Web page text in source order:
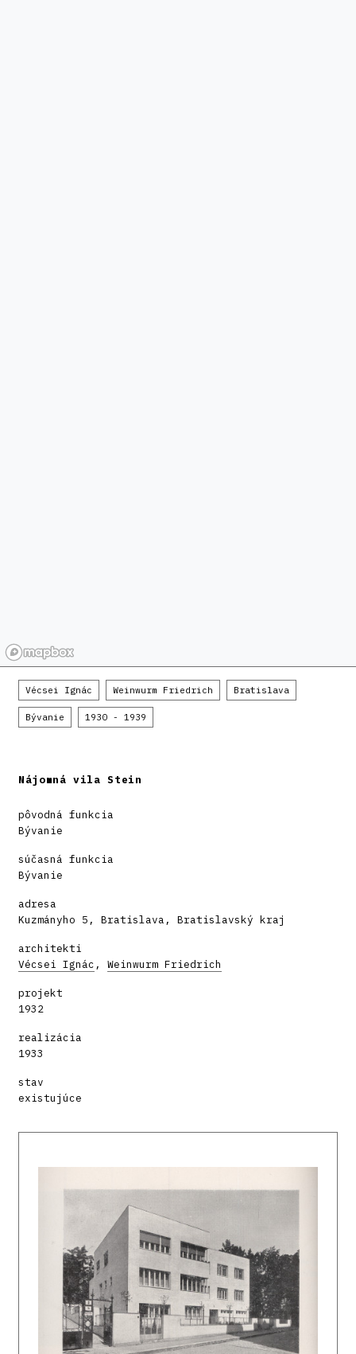
Vécsei Ignác Weinwurm Friedrich Bratislava
Bývanie 1930 - 1939
Nájomná vila Stein
pôvodná funkcia
Bývanie
súčasná funkcia
Bývanie
adresa
Kuzmányho 5, Bratislava, Bratislavský kraj
architekti
Vécsei Ignác , Weinwurm Friedrich
projekt
1932
realizácia
1933
stav
existujúce